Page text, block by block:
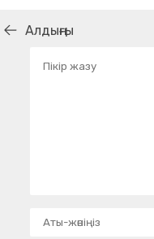
Алдыңғы